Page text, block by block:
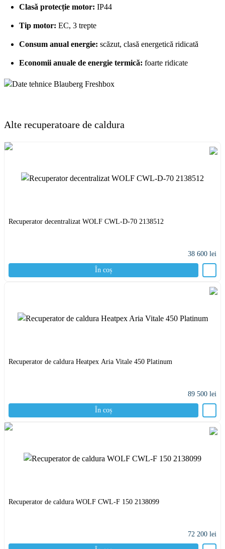
Clasă protecție motor: IP44
Tip motor: EC, 3 trepte
Consum anual energie: scăzut, clasă energetică ridicată
Economii anuale de energie termică: foarte ridicate
Alte recuperatoare de caldura
Recuperator decentralizat WOLF CWL-D-70 2138512
38 600 lei
În coș
Recuperator de caldura Heatpex Aria Vitale 450 Platinum
89 500 lei
În coș
Recuperator de caldura WOLF CWL-F 150 2138099
72 200 lei